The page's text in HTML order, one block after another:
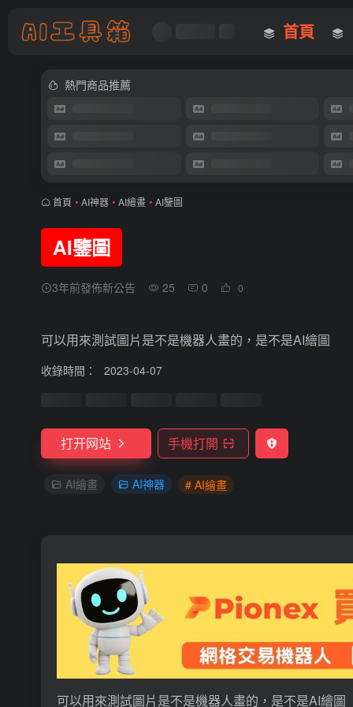
首頁
熱門商品推薦
首頁 • AI神器 • AI繪畫 • AI鑒圖
AI鑒圖
3年前發佈新公告 25 0 0
可以用來測試圖片是不是機器人畫的，是不是AI繪圖
收錄時間： 2023-04-07
打开网站 手機打開
AI繪畫 AI神器 # AI繪畫
可以用來測試圖片是不是機器人畫的，是不是AI繪圖